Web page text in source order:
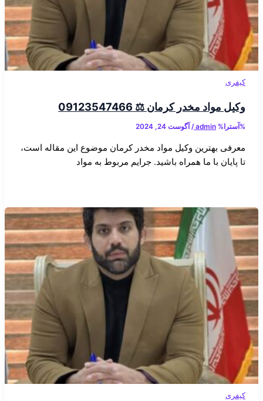
کیفری
وکیل مواد مخدر کرمان ⚖️ 09123547466
%آسترا% admin
/ آگوست 24, 2024
معرفی بهترین وکیل مواد مخدر کرمان موضوع این مقاله است،
تا پایان با ما همراه باشید. جرایم مربوط به مواد
کیفری